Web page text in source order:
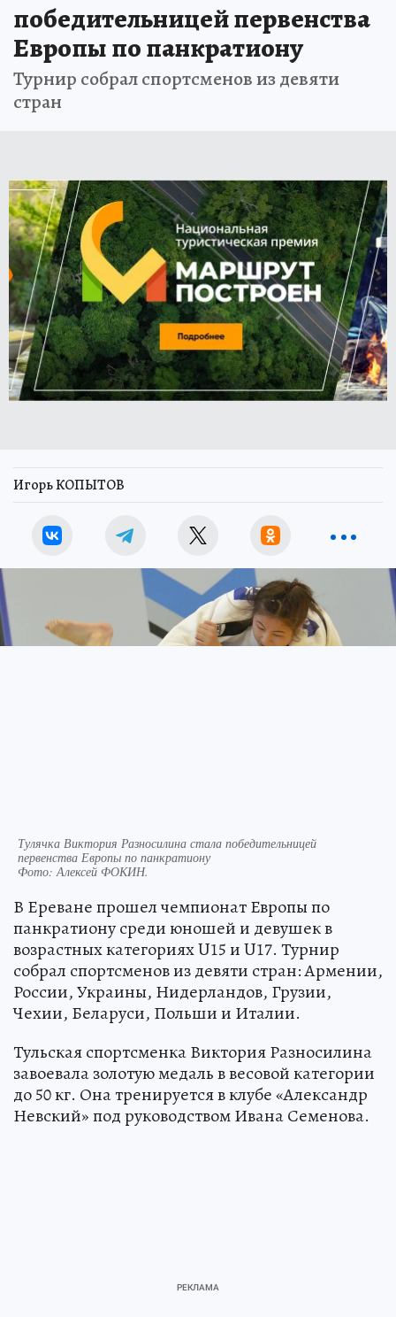
победительницей первенства
Европы по панкратиону
Турнир собрал спортсменов из девяти
стран
Игорь КОПЫТОВ
Тулячка Виктория Разносилина стала победительницей
первенства Европы по панкратиону
Фото:Алексей ФОКИН.
В Ереване прошел чемпионат Европы по
панкратиону среди юношей и девушек в
возрастных категориях U15 и U17. Турнир
собрал спортсменов из девяти стран: Армении,
России, Украины, Нидерландов, Грузии,
Чехии, Беларуси, Польши и Италии.
Тульская спортсменка Виктория Разносилина
завоевала золотую медаль в весовой категории
до 50 кг. Она тренируется в клубе «Александр
Невский» под руководством Ивана Семенова.